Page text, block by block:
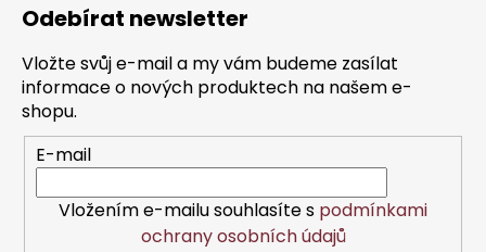
Odebírat newsletter
Vložte svůj e-mail a my vám budeme zasílat
informace o nových produktech na našem e-
shopu.
E-mail
Vložením e-mailu souhlasíte s podmínkami
ochrany osobních údajů